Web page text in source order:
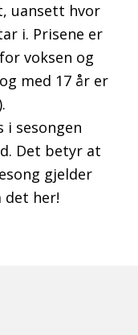
uansett hvor
i. Prisene er
voksen og
med 17 år er
sesongen
Det betyr at
gjelder
det her!